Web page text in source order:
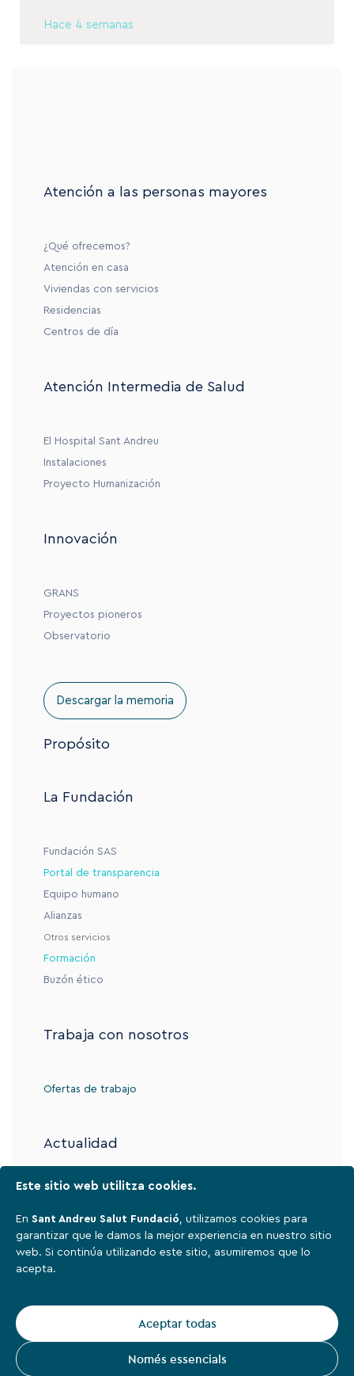
Este sitio web utilitza cookies.
En Sant Andreu Salut Fundació, utilizamos cookies para
garantizar que le damos la mejor experiencia en nuestro sitio
web. Si continúa utilizando este sitio, asumiremos que lo
acepta.
Aceptar todas
Només essencials
Hace 4 semanas
Atención a las personas mayores
¿Qué ofrecemos?
Atención en casa
Viviendas con servicios
Residencias
Centros de día
Atención Intermedia de Salud
El Hospital Sant Andreu
Instalaciones
Proyecto Humanización
Innovación
GRANS
Proyectos pioneros
Observatorio
Descargar la memoria
Propósito
La Fundación
Fundación SAS
Portal de transparencia
Equipo humano
Alianzas
Otros servicios
Formación
Buzón ético
Trabaja con nosotros
Ofertas de trabajo
Actualidad
Aviso legal
Sant Andreu Salut Fundació, 2026